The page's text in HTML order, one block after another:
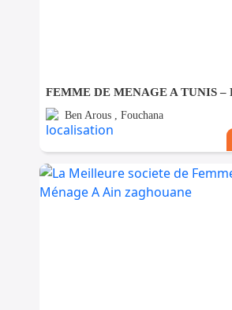
Ben Arous , Fouchana